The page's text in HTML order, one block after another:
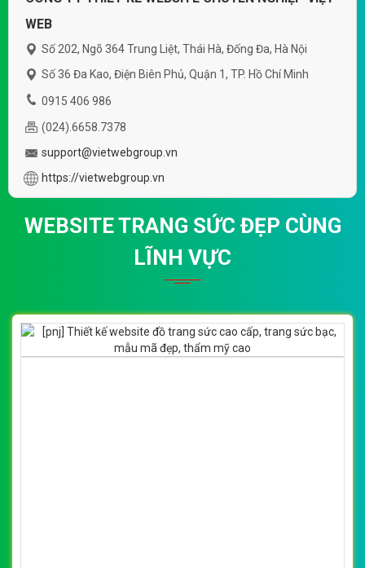
WEB
Số 202, Ngõ 364 Trung Liệt, Thái Hà, Đống Đa, Hà Nội
Số 36 Đa Kao, Điện Biên Phủ, Quận 1, TP. Hồ Chí Minh
0915 406 986
(024).6658.7378
support@vietwebgroup.vn
https://vietwebgroup.vn
WEBSITE TRANG SỨC ĐẸP CÙNG
LĨNH VỰC